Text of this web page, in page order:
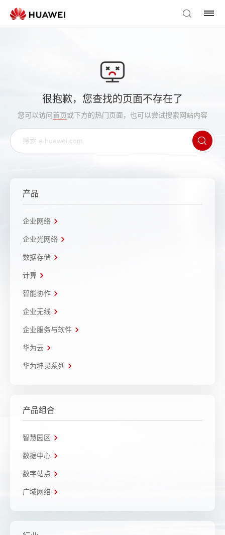
很抱歉，您查找的页面不存在了
您可以访问首页或下方的热门页面，也可以尝试搜索网站内容
产品
企业网络
企业光网络
数据存储
计算
智能协作
企业无线
企业服务与软件
华为云
华为坤灵系列
产品组合
智慧园区
数据中心
数字站点
广域网络